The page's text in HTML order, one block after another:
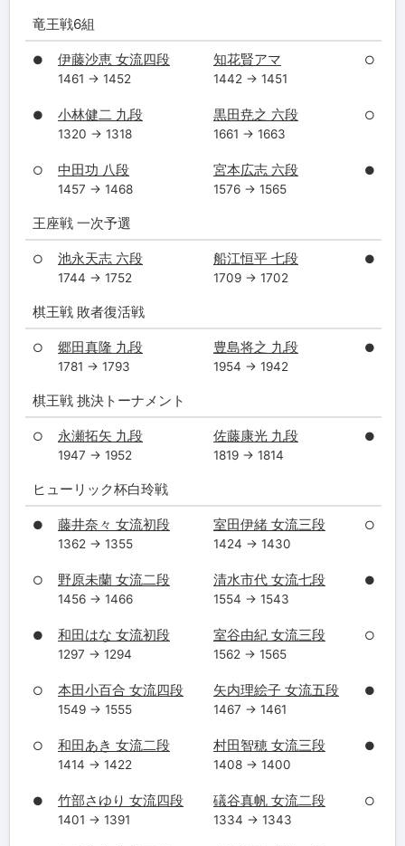
竜王戦6組
● 伊藤沙恵 女流四段
1461 → 1452
知花賢アマ
1442 → 1451
○
● 小林健二 九段
1320 → 1318
黒田尭之 六段
1661 → 1663
○
○ 中田功 八段
1457 → 1468
宮本広志 六段
1576 → 1565
●
王座戦 一次予選
○ 池永天志 六段
1744 → 1752
船江恒平 七段
1709 → 1702
●
棋王戦 敗者復活戦
○ 郷田真隆 九段
1781 → 1793
豊島将之 九段
1954 → 1942
●
棋王戦 挑決トーナメント
○ 永瀬拓矢 九段
1947 → 1952
佐藤康光 九段
1819 → 1814
●
ヒューリック杯白玲戦
● 藤井奈々 女流初段
1362 → 1355
室田伊緒 女流三段
1424 → 1430
○
○ 野原未蘭 女流二段
1456 → 1466
清水市代 女流七段
1554 → 1543
●
● 和田はな 女流初段
1297 → 1294
室谷由紀 女流三段
1562 → 1565
○
○ 本田小百合 女流四段
1549 → 1555
矢内理絵子 女流五段
1467 → 1461
●
○ 和田あき 女流二段
1414 → 1422
村田智穂 女流三段
1408 → 1400
●
● 竹部さゆり 女流四段
1401 → 1391
礒谷真帆 女流二段
1334 → 1343
○